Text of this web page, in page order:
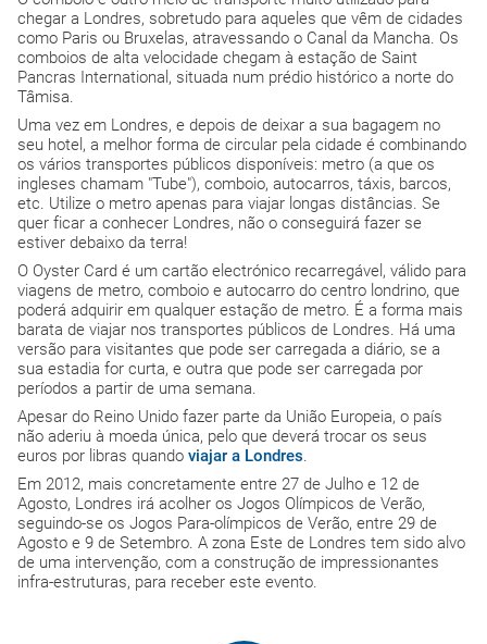
chegar a Londres, sobretudo para aqueles que vêm de cidades
como Paris ou Bruxelas, atravessando o Canal da Mancha. Os
comboios de alta velocidade chegam à estação de Saint
Pancras International, situada num prédio histórico a norte do
Tâmisa.
Uma vez em Londres, e depois de deixar a sua bagagem no
seu hotel, a melhor forma de circular pela cidade é combinando
os vários transportes públicos disponíveis: metro (a que os
ingleses chamam "Tube"), comboio, autocarros, táxis, barcos,
etc. Utilize o metro apenas para viajar longas distâncias. Se
quer ficar a conhecer Londres, não o conseguirá fazer se
estiver debaixo da terra!
O Oyster Card é um cartão electrónico recarregável, válido para
viagens de metro, comboio e autocarro do centro londrino, que
poderá adquirir em qualquer estação de metro. É a forma mais
barata de viajar nos transportes públicos de Londres. Há uma
versão para visitantes que pode ser carregada a diário, se a
sua estadia for curta, e outra que pode ser carregada por
períodos a partir de uma semana.
Apesar do Reino Unido fazer parte da União Europeia, o país
não aderiu à moeda única, pelo que deverá trocar os seus
euros por libras quando viajar a Londres.
Em 2012, mais concretamente entre 27 de Julho e 12 de
Agosto, Londres irá acolher os Jogos Olímpicos de Verão,
seguindo-se os Jogos Para-olímpicos de Verão, entre 29 de
Agosto e 9 de Setembro. A zona Este de Londres tem sido alvo
de uma intervenção, com a construção de impressionantes
infra-estruturas, para receber este evento.